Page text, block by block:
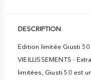
DESCRIPTION
Edition limitée Giusti 50
VIEILLISSEMENTS -
limitées, Giusti 50 est